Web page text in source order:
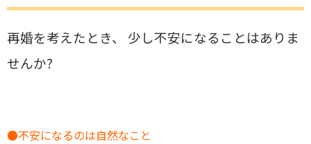
再婚を考えたとき、 少し不安になることはありま
せんか?
●不安になるのは自然なこと